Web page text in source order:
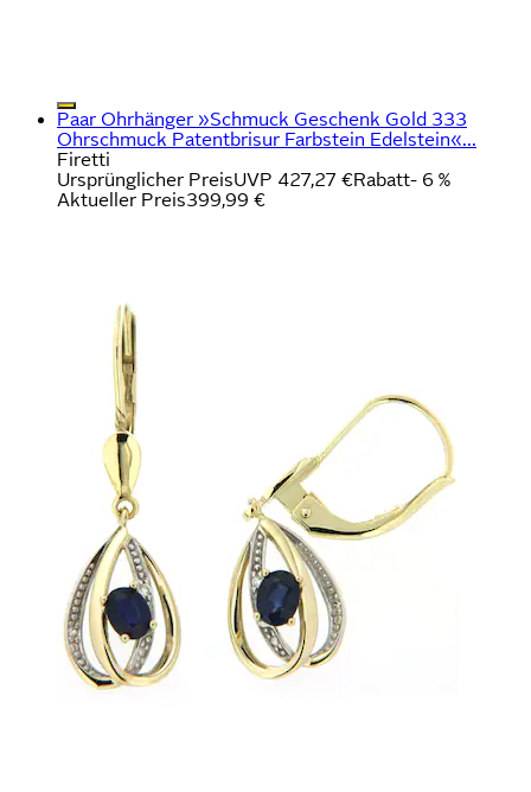
Paar Ohrhänger »Schmuck Geschenk Gold 333
Ohrschmuck Patentbrisur Farbstein Edelstein«...
Firetti
Ursprünglicher PreisUVP 427,27 €Rabatt- 6 %
Aktueller Preis399,99 €